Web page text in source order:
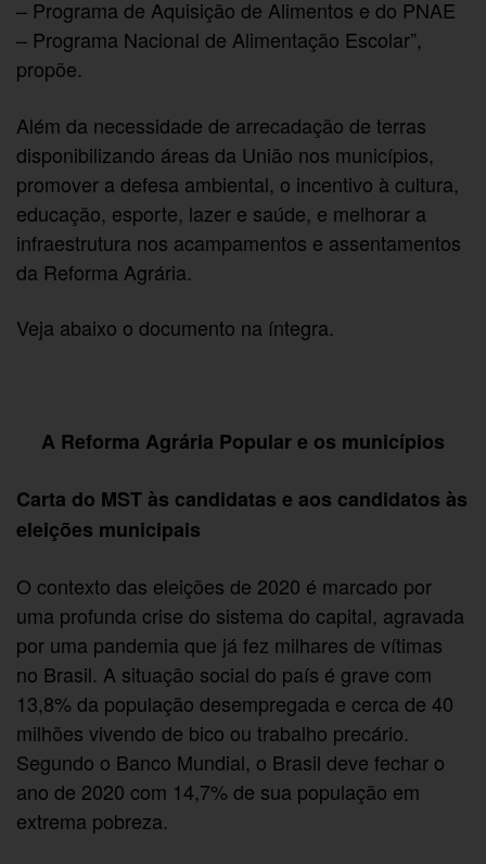
– Programa de Aquisição de Alimentos e do PNAE
– Programa Nacional de Alimentação Escolar”,
propõe.
Além da necessidade de arrecadação de terras
disponibilizando áreas da União nos municípios,
promover a defesa ambiental, o incentivo à cultura,
educação, esporte, lazer e saúde, e melhorar a
infraestrutura nos acampamentos e assentamentos
da Reforma Agrária.
Veja abaixo o documento na íntegra.
A Reforma Agrária Popular e os municípios
Carta do MST às candidatas e aos candidatos às
eleições municipais
O contexto das eleições de 2020 é marcado por
uma profunda crise do sistema do capital, agravada
por uma pandemia que já fez milhares de vítimas
no Brasil. A situação social do país é grave com
13,8% da população desempregada e cerca de 40
milhões vivendo de bico ou trabalho precário.
Segundo o Banco Mundial, o Brasil deve fechar o
ano de 2020 com 14,7% de sua população em
extrema pobreza.